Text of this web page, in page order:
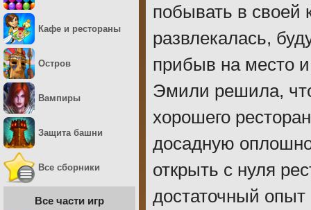
побывать в своей
развлекалась,
прибыв на место
Эмили решила,
хорошего
досадную
открыть с нуля
достаточный
Кафе и рестораны
Остров
Вампиры
Защита башни
Все сборники
Все части игр